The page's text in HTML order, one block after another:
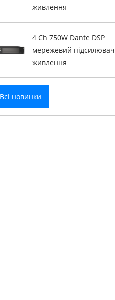
живлення
4 Ch 750W Dante DSP
мережевий підсилювач
живлення
Всі новинки